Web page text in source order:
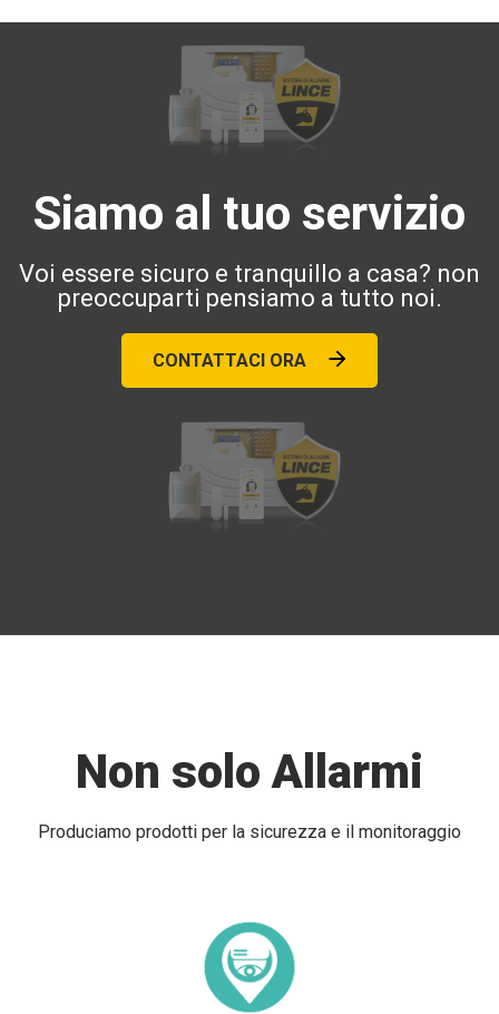
Siamo al tuo servizio
Voi essere sicuro e tranquillo a casa? non
preoccuparti pensiamo a tutto noi.
CONTATTACI ORA
Non solo Allarmi
Produciamo prodotti per la sicurezza e il monitoraggio